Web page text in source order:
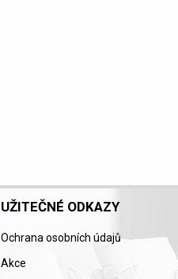
UŽITEČNÉ ODKAZY
Ochrana osobních údajů
Akce